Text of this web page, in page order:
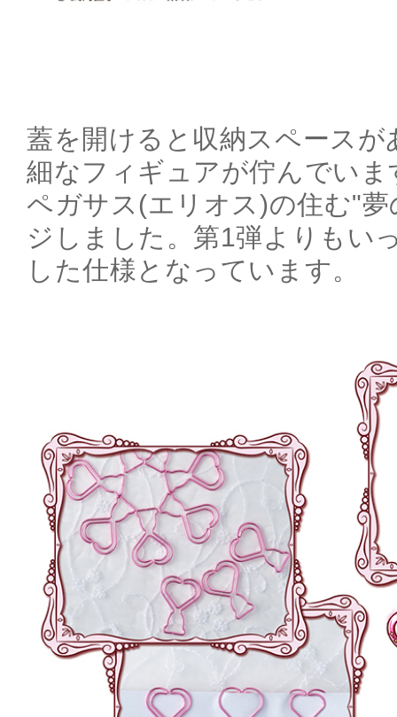
蓋を開けると収納スペース
細なフィギュアが佇んでい
ペガサス(エリオス)の住む"
ジしました。第1弾よりもい
した仕様となっています。